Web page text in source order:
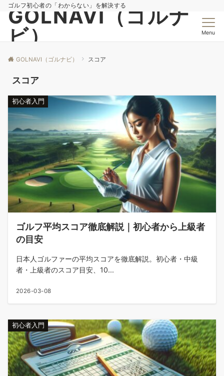
ゴルフ初心者の「わからない」を解決する
GOLNAVI（ゴルナ
ビ）
Menu
GOLNAVI（ゴルナビ） スコア
スコア
初心者入門
ゴルフ平均スコア徹底解説｜初心者から上級者
の目安
日本人ゴルファーの平均スコアを徹底解説。初心者・中級
者・上級者のスコア目安、10...
2026-03-08
初心者入門